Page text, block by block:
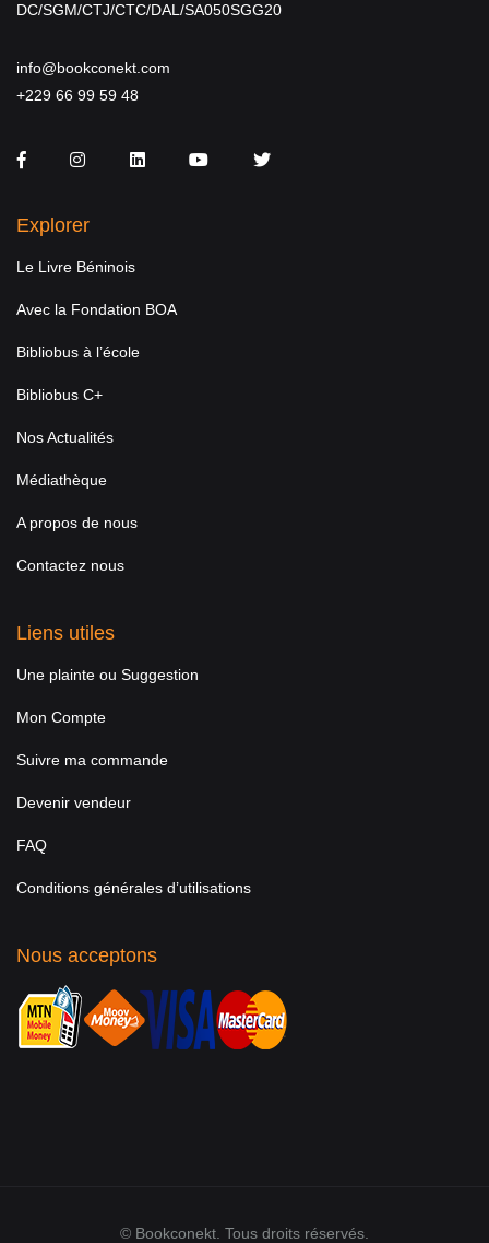
DC/SGM/CTJ/CTC/DAL/SA050SGG20
info@bookconekt.com
+229 66 99 59 48
FacebookInstagramLinkedInYou TubeTwitter
Explorer
Le Livre Béninois
Avec la Fondation BOA
Bibliobus à l’école
Bibliobus C+
Nos Actualités
Médiathèque
A propos de nous
Contactez nous
Liens utiles
Une plainte ou Suggestion
Mon Compte
Suivre ma commande
Devenir vendeur
FAQ
Conditions générales d’utilisations
Nous acceptons
© Bookconekt. Tous droits réservés.